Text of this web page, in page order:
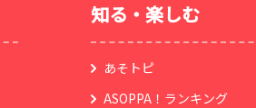
知る・楽しむ
あそトピ
ASOPPA！ランキング